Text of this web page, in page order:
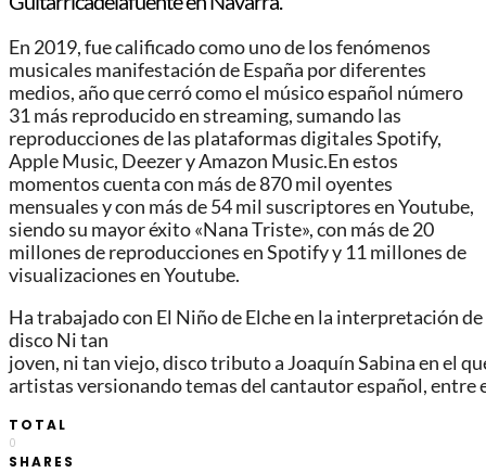
En 2019, fue calificado como uno de los fenómenos
musicales manifestación de España por diferentes
medios, año que cerró como el músico español número
31 más reproducido en streaming, sumando las
reproducciones de las plataformas digitales Spotify,
Apple Music, Deezer y Amazon Music.En estos
momentos cuenta con más de 870 mil oyentes
mensuales y con más de 54 mil suscriptores en Youtube,
siendo su mayor éxito «Nana Triste», con más de 20
millones de reproducciones en Spotify y 11 millones de
visualizaciones en Youtube.
Hatrabajadocon El NiñodeElcheen la interpretaciónde
disco Ni tan
joven, nitanviejo,discotributoa JoaquínSabinaenel
artistasversionandotemasdel cantautorespañol,entre
TOTAL
0
SHARES